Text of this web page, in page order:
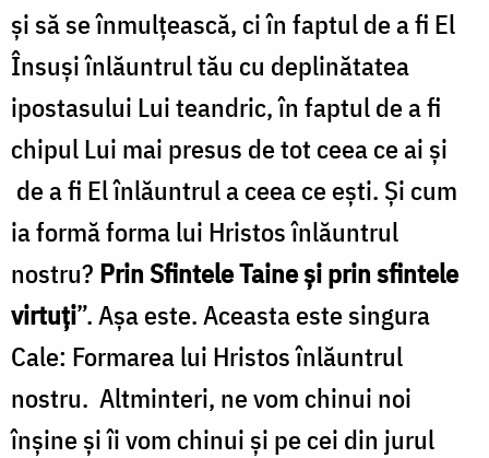
și să se înmulțească, ci în faptul de a fi El
Însuși înlăuntrul tău cu deplinătatea
ipostasului Lui teandric, în faptul de a fi
chipul Lui mai presus de tot ceea ce ai și
de a fi El înlăuntrul a ceea ce ești. Și cum
ia formă forma lui Hristos înlăuntrul
nostru? Prin Sfintele Taine și prin sfintele
virtuți”. Așa este. Aceasta este singura
Cale: Formarea lui Hristos înlăuntrul
nostru. Altminteri, ne vom chinui noi
înșine și îi vom chinui și pe cei din jurul